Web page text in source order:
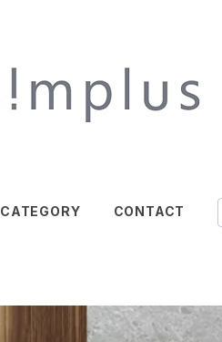
CATEGORY CONTACT